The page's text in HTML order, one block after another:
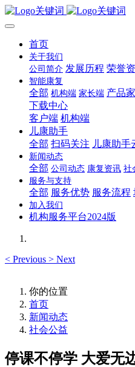
首页
关于我们
公司简介 发展历程 荣誉
智能康复
全部 机构端 家长端 产品
下载中心
客户端 机构端
儿康助手
全部 扫码关注 儿康助手
新闻动态
全部 公司动态 康复资讯 社
服务与支持
全部 服务优势 服务流程
加入我们
机构服务平台2024版
< Previous > Next
你的位置
首页
新闻动态
社会公益
停课不停学 大爱